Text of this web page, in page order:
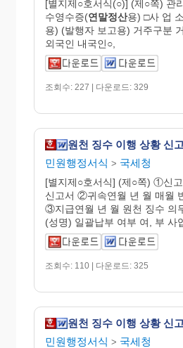
[별지제○호서식(○)] (제○쪽) 관
수영수증(연말정산용) □사 업
용) (발행자 보고용) 거주구분
외국인 내국인○,
조회수: 227 | 다운로드: 329
원천 징수 이행 상황 신
민원행정서식 > 국세청
[별지제○호서식] (제○쪽) ①신
신고서 ②귀속연월 년 월 매월
③지급연월 년 월 원천 징수 의
(성명) 일괄납부 여부 여, 부 사
조회수: 110 | 다운로드: 325
원천 징수 이행 상황 신
민원행정서식 > 국세청